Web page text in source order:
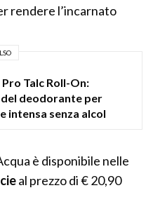
rendere l’incarnato
Talc Roll-On:
deodorante per
intensa senza alcol
è disponibile nelle
al prezzo di € 20,90